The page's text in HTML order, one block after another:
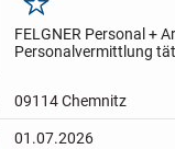
Merken
FELGNER Personal +
Personalvermittlung
09114 Chemnitz
01.07.2026